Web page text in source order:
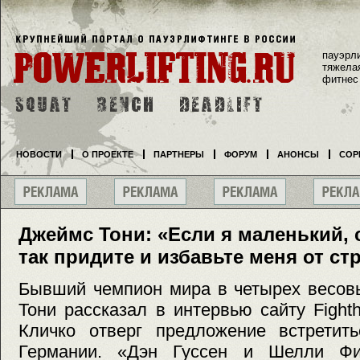
Джеймс Тони: «Если я маленький,
так придите и избавьте меня от
Бывший чемпион мира в четырех
Тони рассказал в интервью сайту
Кличко отверг предложение
Германии. «Дэн Гуссен и Шелли
фитнес
НОВОСТИ О ПРОЕКТЕ ПАРТНЕРЫ ФОРУМ АНОНСЫ